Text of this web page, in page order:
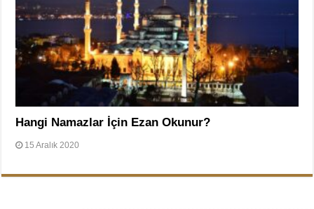
Hangi Namazlar İçin Ezan Okunur?
15 Aralık 2020